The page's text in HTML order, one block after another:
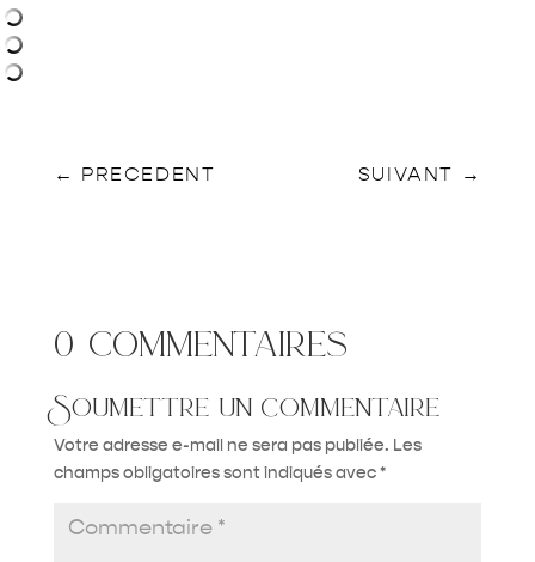
← PRECEDENT SUIVANT →
0 commentaires
Soumettre un commentaire
Votre adresse e-mail ne sera pas publiée. Les
champs obligatoires sont indiqués avec*